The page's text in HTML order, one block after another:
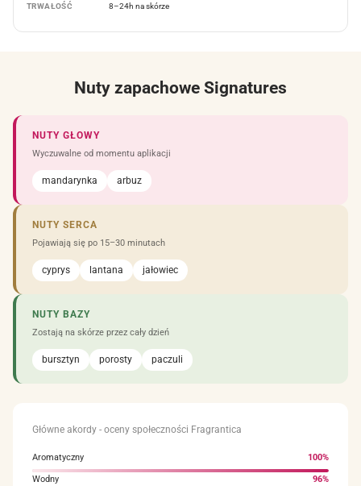
TRWAŁOŚĆ
8–24h na skórze
Nuty zapachowe Signatures
NUTY GŁOWY
Wyczuwalne od momentu aplikacji
mandarynka arbuz
NUTY SERCA
Pojawiają się po 15–30 minutach
cyprys lantana jałowiec
NUTY BAZY
Zostają na skórze przez cały dzień
bursztyn porosty paczuli
Główne akordy - oceny społeczności Fragrantica
Aromatyczny 100%
Wodny 96%